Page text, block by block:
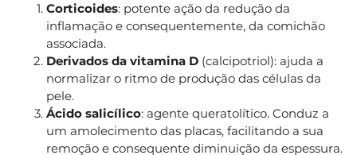
Corticoides: potente ação da redução da
inflamação e consequentemente, da comichão
associada.
Derivados da vitamina D (calcipotriol): ajuda a
normalizar o ritmo de produção das células da
pele.
Ácido salicílico: agente queratolítico. Conduz a
um amolecimento das placas, facilitando a sua
remoção e consequente diminuição da espessura.